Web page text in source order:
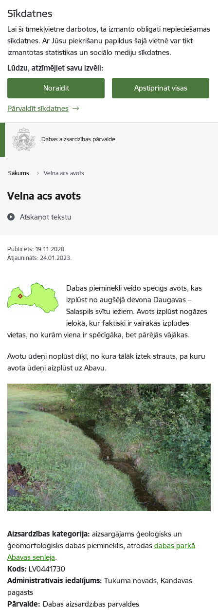
Sīkdatnes
Lai šī tīmekļvietne darbotos, tā izmanto obligāti nepieciešamās
sīkdatnes. Ar Jūsu piekrišanu papildus šajā vietnē var tikt
izmantotas statistikas un sociālo mediju sīkdatnes.
Lūdzu, atzīmējiet savu izvēli:
Noraidīt Apstiprināt visas
Pārvaldīt sīkdatnes
Sākums Velna acs avots
Velna acs avots
Atskaņot tekstu
Publicēts: 19.11.2020.
Atjaunināts: 24.01.2023.
Dabas pieminekli veido spēcīgs avots, kas
izplūst no augšējā devona Daugavas –
Salaspils svītu iežiem. Avots izplūst nogāzes
ielokā, kur faktiski ir vairākas izplūdes
vietas, no kurām viena ir spēcīgāka, bet pārējās vājākas.
Avotu ūdeņi noplūst dīķī, no kura tālāk iztek strauts, pa kuru
avota ūdeņi aizplūst uz Abavu.
Aizsardzības kategorija: aizsargājams ģeoloģisks un
ģeomorfoloģisks dabas piemineklis, atrodas dabas parkā
Abavas senleja.
Kods: LV0441730
Administratīvais iedalījums: Tukuma novads, Kandavas
pagasts
Pārvalde: Dabas aizsardzības pārvaldes